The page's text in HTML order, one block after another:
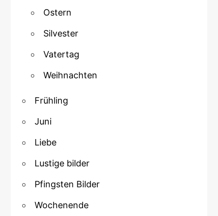
Ostern
Silvester
Vatertag
Weihnachten
Frühling
Juni
Liebe
Lustige bilder
Pfingsten Bilder
Wochenende